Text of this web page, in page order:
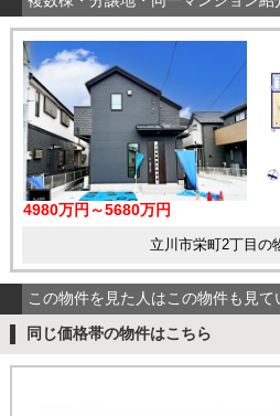
4980万円～5680万円
立川市栄町2丁目の
この物件を見た人はこの物件も見て
同じ価格帯の物件はこちら